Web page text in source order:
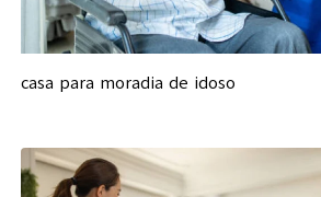
casa para moradia de idoso